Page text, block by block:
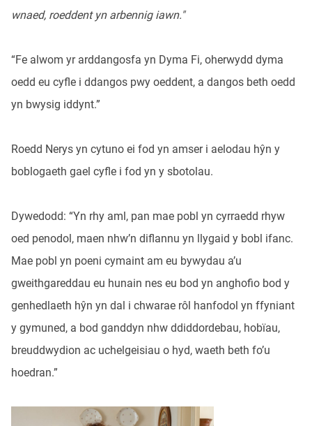
wnaed, roeddent yn arbennig iawn."
“Fe alwom yr arddangosfa yn Dyma Fi, oherwydd dyma
oedd eu cyfle i ddangos pwy oeddent, a dangos beth oedd
yn bwysig iddynt.”
Roedd Nerys yn cytuno ei fod yn amser i aelodau hŷn y
boblogaeth gael cyfle i fod yn y sbotolau.
Dywedodd: “Yn rhy aml, pan mae pobl yn cyrraedd rhyw
oed penodol, maen nhw’n diflannu yn llygaid y bobl ifanc.
Mae pobl yn poeni cymaint am eu bywydau a’u
gweithgareddau eu hunain nes eu bod yn anghofio bod y
genhedlaeth hŷn yn dal i chwarae rôl hanfodol yn ffyniant
y gymuned, a bod ganddyn nhw ddiddordebau, hobïau,
breuddwydion ac uchelgeisiau o hyd, waeth beth fo’u
hoedran.”